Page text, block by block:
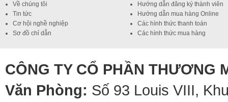
Về chúng tôi
Tin tức
Cơ hội nghề nghiệp
Sơ đồ chỉ dẫn
Hướng dẫn đăng ký thành viên
Hướng dẫn mua hàng Online
Các hình thức thanh toán
Các hình thức mua hàng
CÔNG TY CỔ PHẦN THƯƠNG
Văn Phòng: Số 93 Louis VIII,